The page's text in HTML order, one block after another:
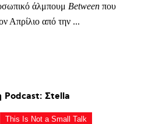
άλμπουμ Between που
Απρίλιο από την ...
Podcast: Σtella
This Is Not a Small Talk